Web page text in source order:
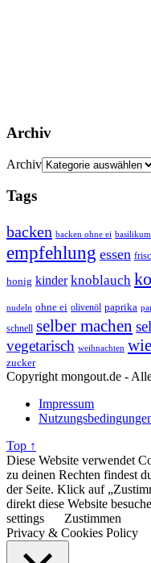
Archiv
Archiv
Tags
backen backen ohne ei basilikum
empfehlung essen
honig kinder knoblauch
nudeln ohne ei olivenöl paprika
schnell selber machen
vegetarisch weihnachten
zucker
Copyright mongout.de -
Impressum
Top ↑
Diese Website verwendet
zu deinen Rechten findest
der Seite. Klick auf
direkt diese Website
settings
Zustimmen
Privacy & Cookies Policy